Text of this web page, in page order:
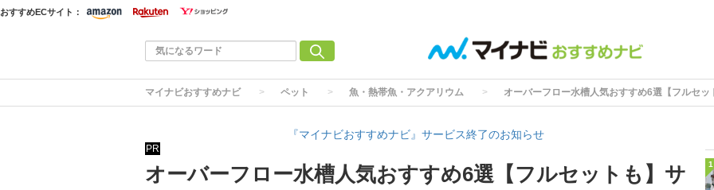
おすすめECサイト：
マイナビおすすめナビ ペット 魚・熱帯魚・アクアリウム オーバーフロー水槽人気おすすめ6選【フルセッ
『マイナビおすすめナビ』サービス終了のお知らせ
PR
オーバーフロー水槽人気おすすめ6選【フルセットも】サ
1